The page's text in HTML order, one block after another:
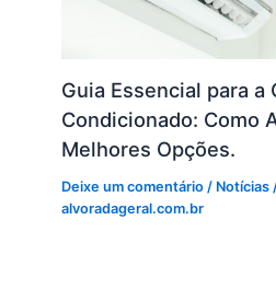
Guia Essencial para a
Condicionado: Como
Melhores Opções.
Deixe um comentário / Notícias
alvoradageral.com.br